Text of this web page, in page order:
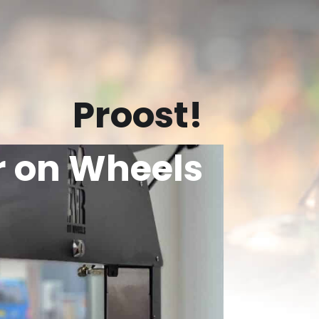
Proost!
on Wheels